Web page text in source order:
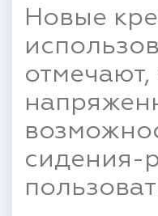
Новые
сидения-